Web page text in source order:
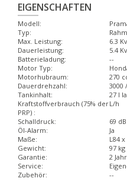
EIGENSCHAFTEN
Modell:
Typ:
Max. Leistung:
6.3
Dauerleistung:
5.4
Batterieladung:
--
Motor Typ:
Motorhubraum:
270
Dauerdrehzahl:
3000
Tankinhalt:
27 l
Kraftstoffverbrauch (75% der
PRP) :
L/h
Schalldruck:
69
Öl-Alarm:
Ja
Maße:
L84
Gewicht:
97 kg
Garantie:
2 Jahr
Service:
Zubehör:
--